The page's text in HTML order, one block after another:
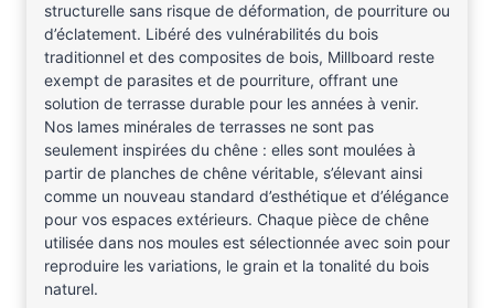
structurelle sans risque de déformation, de pourriture ou
d’éclatement. Libéré des vulnérabilités du bois
traditionnel et des composites de bois, Millboard reste
exempt de parasites et de pourriture, offrant une
solution de terrasse durable pour les années à venir.
Nos lames minérales de terrasses ne sont pas
seulement inspirées du chêne : elles sont moulées à
partir de planches de chêne véritable, s’élevant ainsi
comme un nouveau standard d’esthétique et d’élégance
pour vos espaces extérieurs. Chaque pièce de chêne
utilisée dans nos moules est sélectionnée avec soin pour
reproduire les variations, le grain et la tonalité du bois
naturel.